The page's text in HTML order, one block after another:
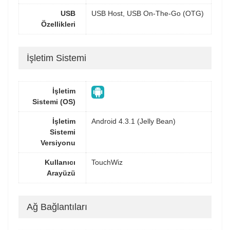
USB
Özellikleri
USB Host, USB On-The-Go (OTG)
İşletim Sistemi
İşletim
Sistemi (OS)
İşletim
Sistemi
Versiyonu
Android 4.3.1 (Jelly Bean)
Kullanıcı
Arayüzü
TouchWiz
Ağ Bağlantıları